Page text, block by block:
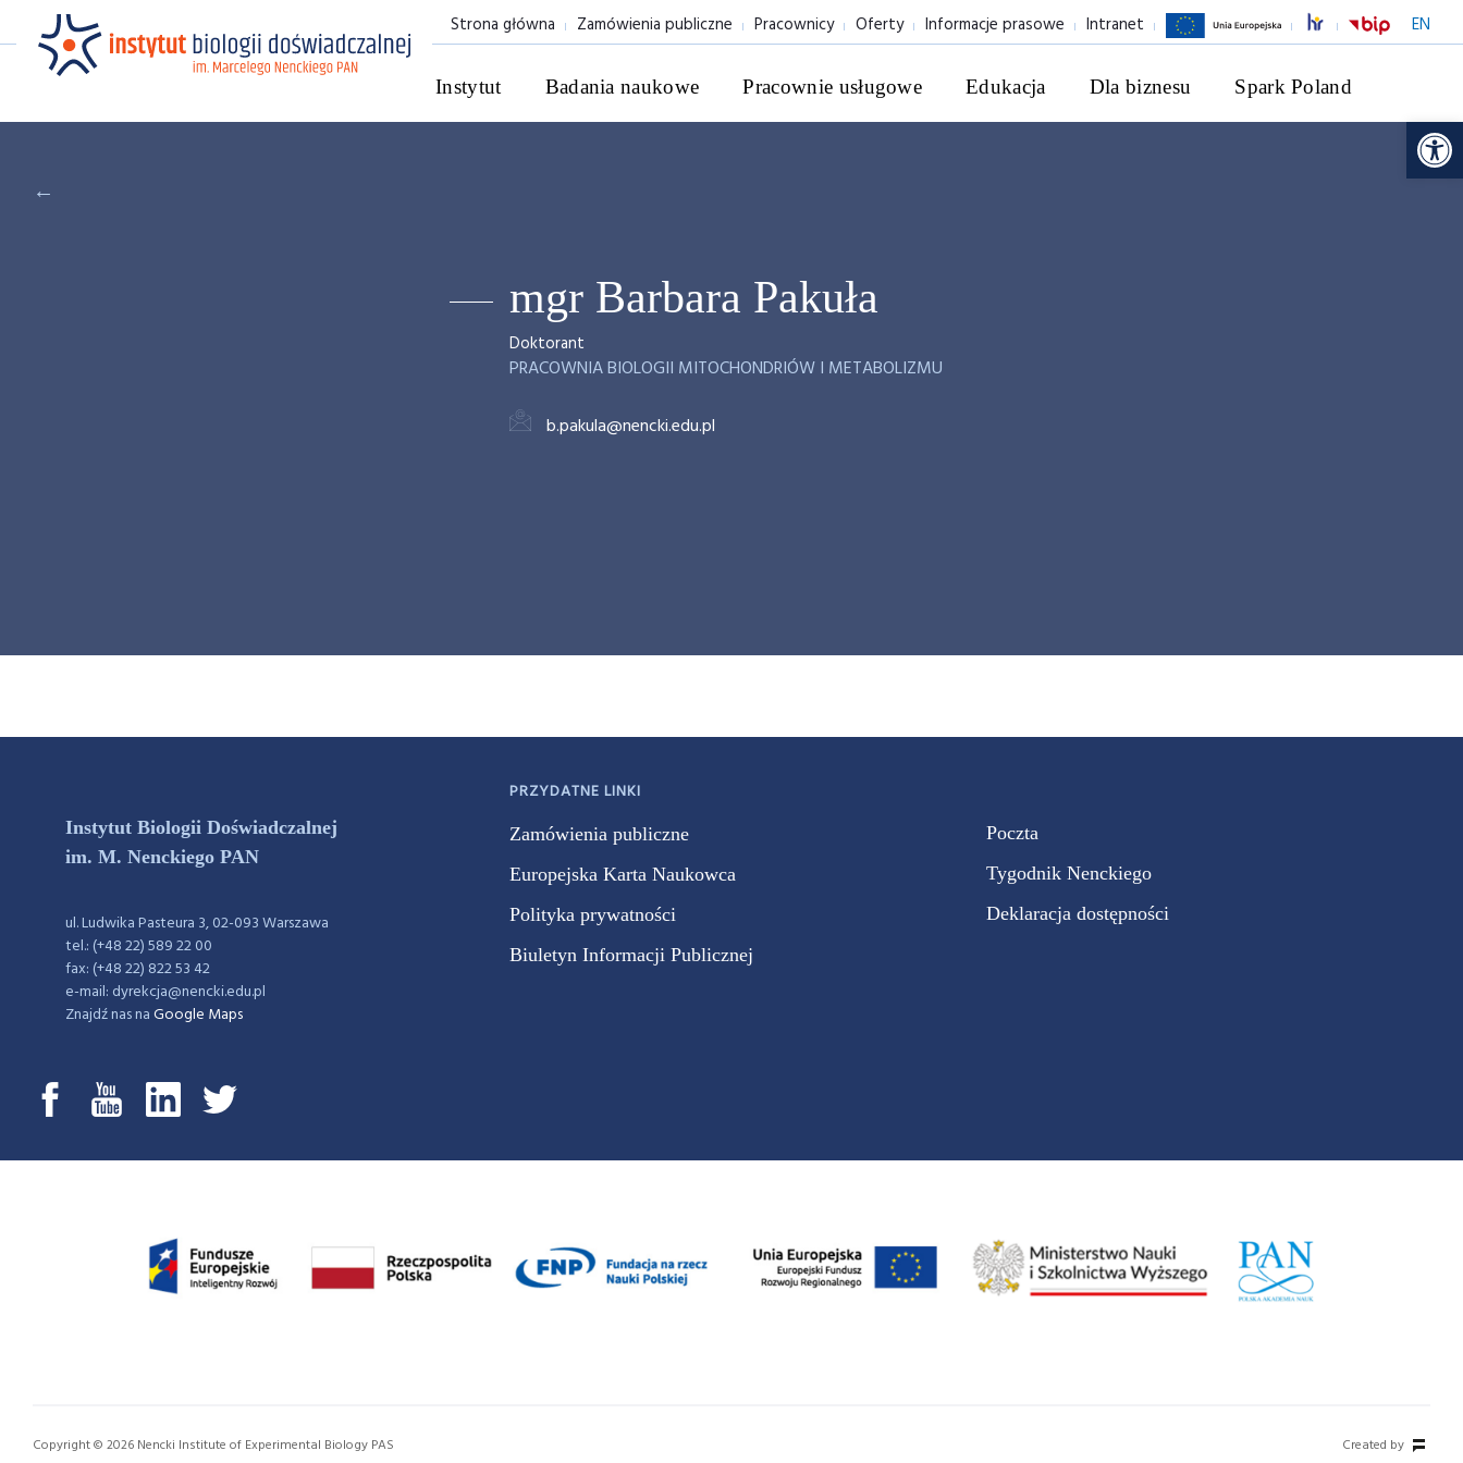
EN
Strona główna Zamówienia publiczne Pracownicy Oferty Informacje prasowe Intranet
Instytut Badania naukowe Pracownie usługowe Edukacja Dla biznesu Spark Poland
←
mgr Barbara Pakuła
Doktorant
PRACOWNIA BIOLOGII MITOCHONDRIÓW I METABOLIZMU
b.pakula@nencki.edu.pl
Instytut Biologii Doświadczalnej
im. M. Nenckiego PAN
ul. Ludwika Pasteura 3, 02-093 Warszawa
tel.: (+48 22) 589 22 00
fax: (+48 22) 822 53 42
e-mail: dyrekcja@nencki.edu.pl
Znajdź nas naGoogle Maps
PRZYDATNE LINKI
Zamówienia publiczne
Europejska Karta Naukowca
Polityka prywatności
Biuletyn Informacji Publicznej
Poczta
Tygodnik Nenckiego
Deklaracja dostępności
Copyright © 2026 Nencki Institute of Experimental Biology PAS Created by